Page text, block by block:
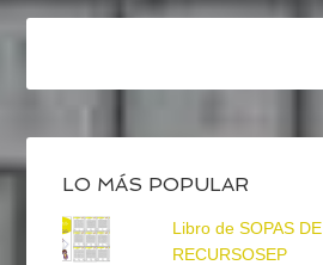
LO MÁS POPULAR
Libro de SOPAS
RECURSOSEP